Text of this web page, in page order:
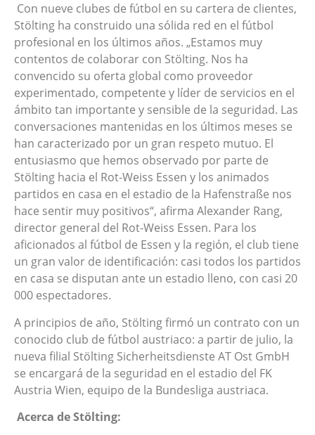
Con nueve clubes de fútbol en su cartera de clientes,
Stölting ha construido una sólida red en el fútbol
profesional en los últimos años. „Estamos muy
contentos de colaborar con Stölting. Nos ha
convencido su oferta global como proveedor
experimentado, competente y líder de servicios en el
ámbito tan importante y sensible de la seguridad. Las
conversaciones mantenidas en los últimos meses se
han caracterizado por un gran respeto mutuo. El
entusiasmo que hemos observado por parte de
Stölting hacia el Rot-Weiss Essen y los animados
partidos en casa en el estadio de la Hafenstraße nos
hace sentir muy positivos“, afirma Alexander Rang,
director general del Rot-Weiss Essen. Para los
aficionados al fútbol de Essen y la región, el club tiene
un gran valor de identificación: casi todos los partidos
en casa se disputan ante un estadio lleno, con casi 20
000 espectadores.
A principios de año, Stölting firmó un contrato con un
conocido club de fútbol austriaco: a partir de julio, la
nueva filial Stölting Sicherheitsdienste AT Ost GmbH
se encargará de la seguridad en el estadio del FK
Austria Wien, equipo de la Bundesliga austriaca.
Acerca de Stölting: